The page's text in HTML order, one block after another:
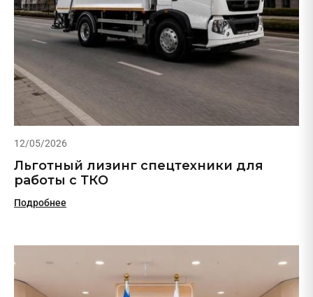
12/05/2026
Льготный лизинг спецтехники для
работы с ТКО
Подробнее